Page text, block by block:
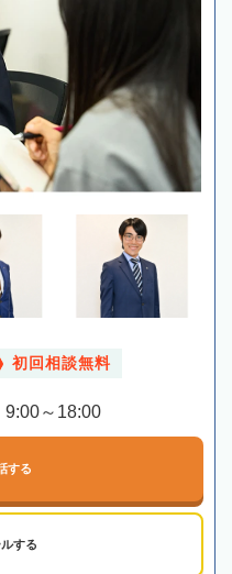
初回相談無料
9:00～18:00
する
する